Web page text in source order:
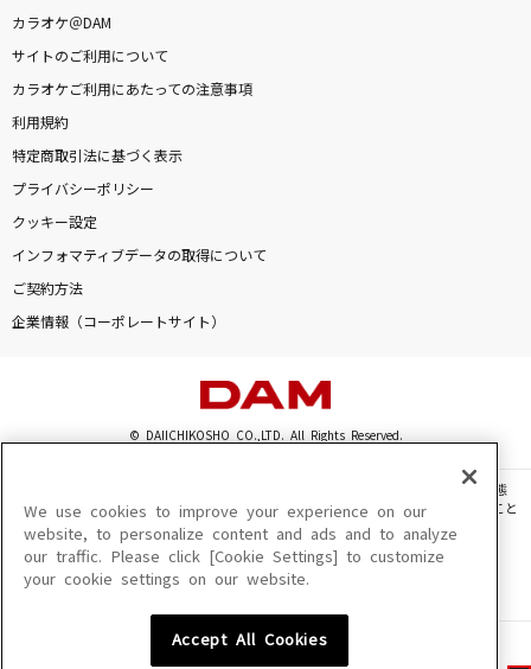
カラオケ＠DAM
サイトのご利用について
カラオケご利用にあたっての注意事項
利用規約
特定商取引法に基づく表示
プライバシーポリシー
クッキー設定
インフォマティブデータの取得について
ご契約方法
企業情報（コーポレートサイト）
© DAIICHIKOSHO CO.,LTD. All Rights Reserved.
このサイトに掲載されている一切の文章・画像・写真・動画・音声等を、手段や形態
を問わず、著作権法の定める範囲を超えて無断で複製、転載、ファイル化などすること
を禁じます。
楽曲及びコンテンツは、機種によりご利用いただけない場合があります。
楽曲及びコンテンツの配信日、配信内容が変更になる場合があります。
We use cookies to improve your experience on our
website, to personalize content and ads and to analyze
our traffic. Please click [Cookie Settings] to customize
your cookie settings on our website.
Accept All Cookies